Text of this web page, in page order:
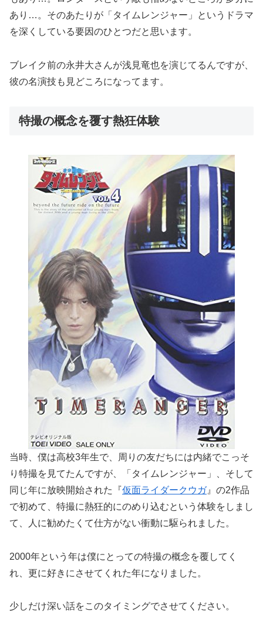
あり…。そのあたりが「タイムレンジャー」というドラマ
を深くしている要因のひとつだと思います。
ブレイク前の永井大さんが浅見竜也を演じてるんですが、
彼の名演技も見どころになってます。
特撮の概念を覆す熱狂体験
当時、僕は高校3年生で、周りの友だちには内緒でこっそ
り特撮を見てたんですが、「タイムレンジャー」、そして
同じ年に放映開始された『仮面ライダークウガ』の2作品
で初めて、特撮に熱狂的にのめり込むという体験をしまし
て、人に勧めたくて仕方がない衝動に駆られました。
2000年という年は僕にとっての特撮の概念を覆してく
れ、更に好きにさせてくれた年になりました。
少しだけ深い話をこのタイミングでさせてください。